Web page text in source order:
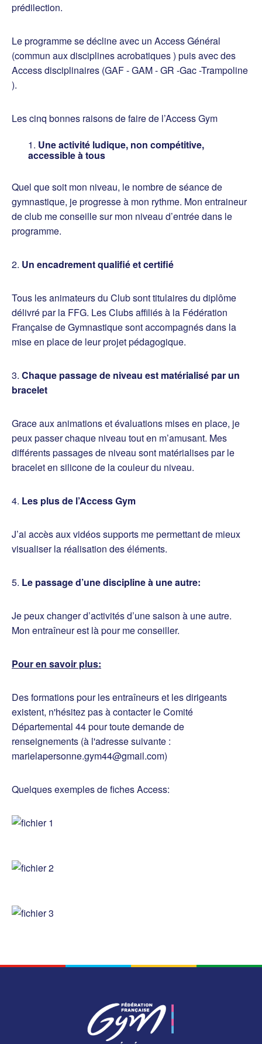
prédilection.
Le programme se décline avec un Access Général
(commun aux disciplines acrobatiques ) puis avec des
Access disciplinaires (GAF - GAM - GR -Gac -Trampoline
).
Les cinq bonnes raisons de faire de l’Access Gym
Une activité ludique, non compétitive,
accessible à tous
Quel que soit mon niveau, le nombre de séance de
gymnastique, je progresse à mon rythme. Mon entraineur
de club me conseille sur mon niveau d’entrée dans le
programme.
2. Un encadrement qualifié et certifié
Tous les animateurs du Club sont titulaires du diplôme
délivré par la FFG. Les Clubs affiliés à la Fédération
Française de Gymnastique sont accompagnés dans la
mise en place de leur projet pédagogique.
3. Chaque passage de niveau est matérialisé par un
bracelet
Grace aux animations et évaluations mises en place, je
peux passer chaque niveau tout en m’amusant. Mes
différents passages de niveau sont matérialises par le
bracelet en silicone de la couleur du niveau.
4. Les plus de l’Access Gym
J’ai accès aux vidéos supports me permettant de mieux
visualiser la réalisation des éléments.
5. Le passage d’une discipline à une autre:
Je peux changer d’activités d’une saison à une autre.
Mon entraîneur est là pour me conseiller.
Pour en savoir plus:
Des formations pour les entraîneurs et les dirigeants
existent, n'hésitez pas à contacter le Comité
Départemental 44 pour toute demande de
renseignements (à l'adresse suivante :
marielapersonne.gym44@gmail.com)
Quelques exemples de fiches Access: